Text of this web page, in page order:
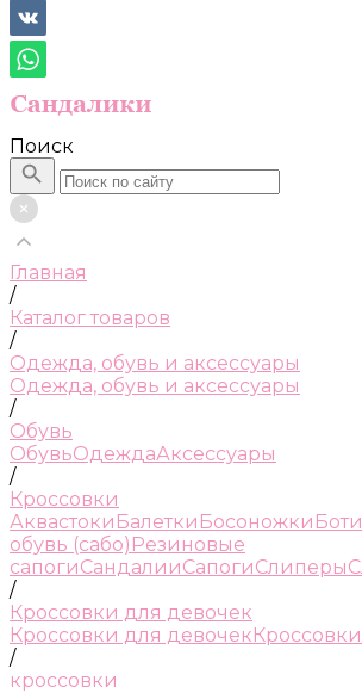
Поиск
Главная
/
Каталог товаров
/
Одежда, обувь и аксессуары
Одежда, обувь и аксессуары
/
Обувь
ОбувьОдеждаАксессуары
/
Кроссовки
Аквастоки Балетки Босоножки
обувь (сабо) Резиновые
сапогиСандалииСапогиСлиперы
/
Кроссовки для девочек
Кроссовки для девочек
/
кроссовки